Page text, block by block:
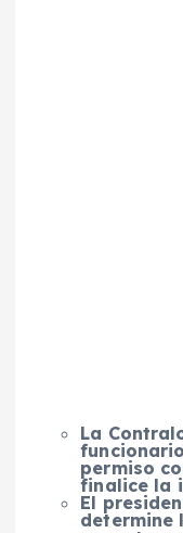
La
permiso
finalice la
El
determine